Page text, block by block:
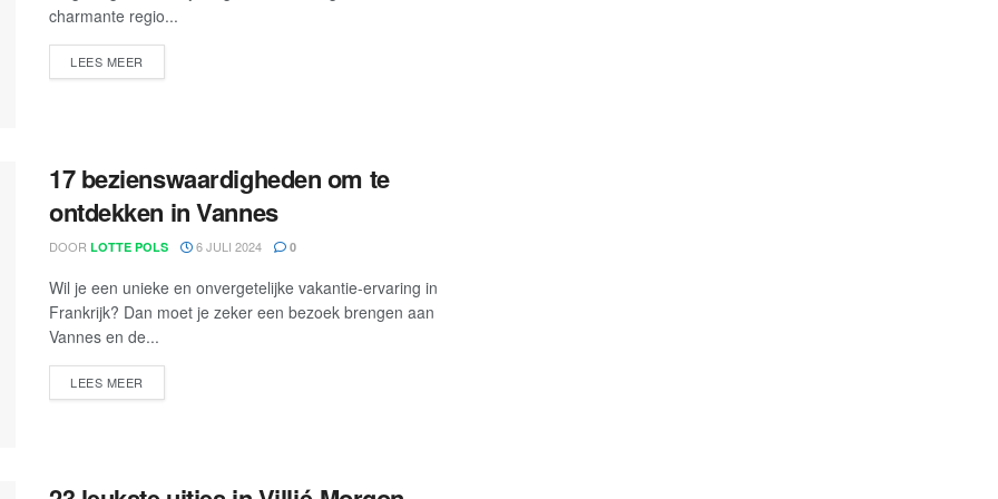
charmante regio...
LEES MEER
17 bezienswaardigheden om te
ontdekken in Vannes
DOOR LOTTE POLS 6 JULI 2024 0
Wil je een unieke en onvergetelijke vakantie-ervaring in
Frankrijk? Dan moet je zeker een bezoek brengen aan
Vannes en de...
LEES MEER